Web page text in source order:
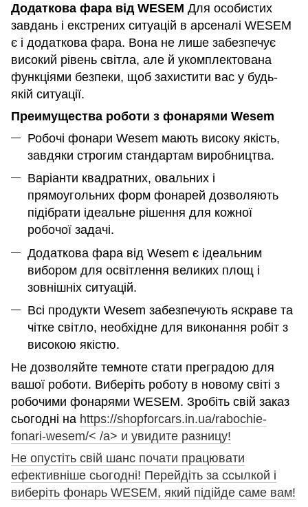
Додаткова фара від WESEM Для особистих
завдань і екстрених ситуацій в арсеналі WESEM
є і додаткова фара. Вона не лише забезпечує
високий рівень світла, але й укомплектована
функціями безпеки, щоб захистити вас у будь-
якій ситуації.
Преимущества роботи з фонарями Wesem
Робочі фонари Wesem мають високу якість,
завдяки строгим стандартам виробництва.
Варіанти квадратних, овальних і
прямоугольних форм фонарей дозволяють
підібрати ідеальне рішення для кожної
робочої задачі.
Додаткова фара від Wesem є ідеальним
вибором для освітлення великих площ і
зовнішніх ситуацій.
Всі продукти Wesem забезпечують яскраве та
чітке світло, необхідне для виконання робіт з
високою якістю.
Не дозволяйте темноте стати преградою для
вашої роботи. Виберіть роботу в новому світі з
робочими фонарями WESEM. Зробіть свій заказ
сьогодні на https://shopforcars.in.ua/rabochie-
fonari-wesem/< /a> и увидите разницу!
Не опустіть свій шанс почати працювати
ефективніше сьогодні! Перейдіть за ссылкой і
виберіть фонарь WESEM, який підійде саме вам!